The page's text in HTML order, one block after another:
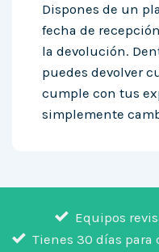
Dispones de un
fecha de
la devolución.
puedes devolver
cumple con tus
simplemente
Equipos
Tienes 30 días para